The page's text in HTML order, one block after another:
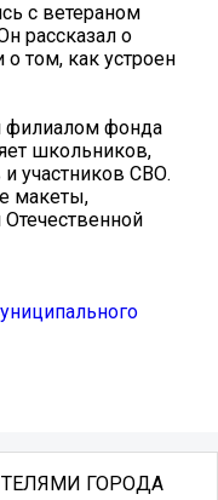
с ветераном
рассказал о
том, как устроен
филиалом фонда
школьников,
участников СВО.
макеты,
ГОРОДА